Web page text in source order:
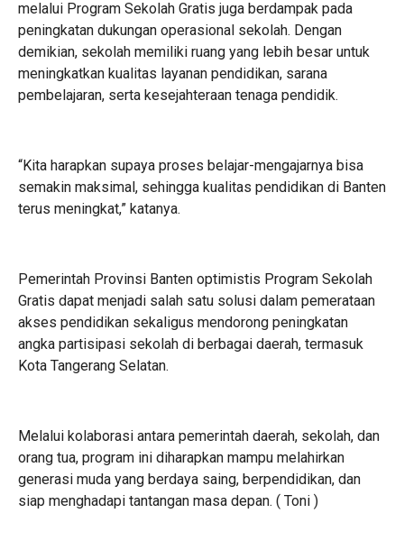
melalui Program Sekolah Gratis juga berdampak pada
peningkatan dukungan operasional sekolah. Dengan
demikian, sekolah memiliki ruang yang lebih besar untuk
meningkatkan kualitas layanan pendidikan, sarana
pembelajaran, serta kesejahteraan tenaga pendidik.
“Kita harapkan supaya proses belajar-mengajarnya bisa
semakin maksimal, sehingga kualitas pendidikan di Banten
terus meningkat,” katanya.
Pemerintah Provinsi Banten optimistis Program Sekolah
Gratis dapat menjadi salah satu solusi dalam pemerataan
akses pendidikan sekaligus mendorong peningkatan
angka partisipasi sekolah di berbagai daerah, termasuk
Kota Tangerang Selatan.
Melalui kolaborasi antara pemerintah daerah, sekolah, dan
orang tua, program ini diharapkan mampu melahirkan
generasi muda yang berdaya saing, berpendidikan, dan
siap menghadapi tantangan masa depan. ( Toni )